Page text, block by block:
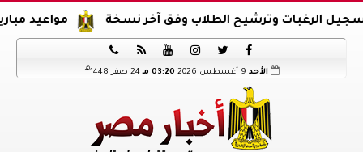
مواعيد مباريات






الأحد 03:20 مـ 24 صفر 1448 هـ